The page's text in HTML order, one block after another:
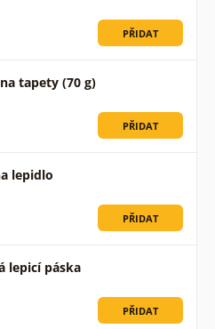
PŘIDAT
tapety (70 g)
PŘIDAT
lepidlo
PŘIDAT
lepicí páska
PŘIDAT